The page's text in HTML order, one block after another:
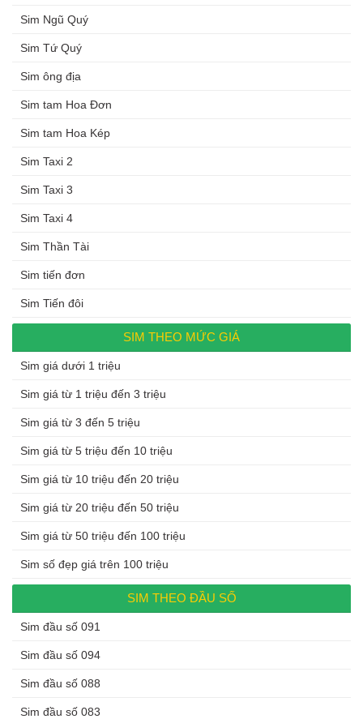
Sim Ngũ Quý
Sim Tứ Quý
Sim ông địa
Sim tam Hoa Đơn
Sim tam Hoa Kép
Sim Taxi 2
Sim Taxi 3
Sim Taxi 4
Sim Thần Tài
Sim tiến đơn
Sim Tiến đôi
SIM THEO MỨC GIÁ
Sim giá dưới 1 triệu
Sim giá từ 1 triệu đến 3 triệu
Sim giá từ 3 đến 5 triệu
Sim giá từ 5 triệu đến 10 triệu
Sim giá từ 10 triệu đến 20 triệu
Sim giá từ 20 triệu đến 50 triệu
Sim giá từ 50 triệu đến 100 triệu
Sim số đẹp giá trên 100 triệu
SIM THEO ĐẦU SỐ
Sim đầu số 091
Sim đầu số 094
Sim đầu số 088
Sim đầu số 083